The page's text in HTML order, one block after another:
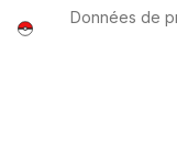
Données de